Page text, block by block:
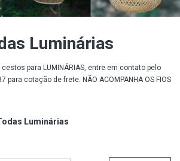
Luminárias
para LUMINÁRIAS, entre em contato pelo
para cotação de frete. NÃO ACOMPANHA OS FIOS
Luminárias